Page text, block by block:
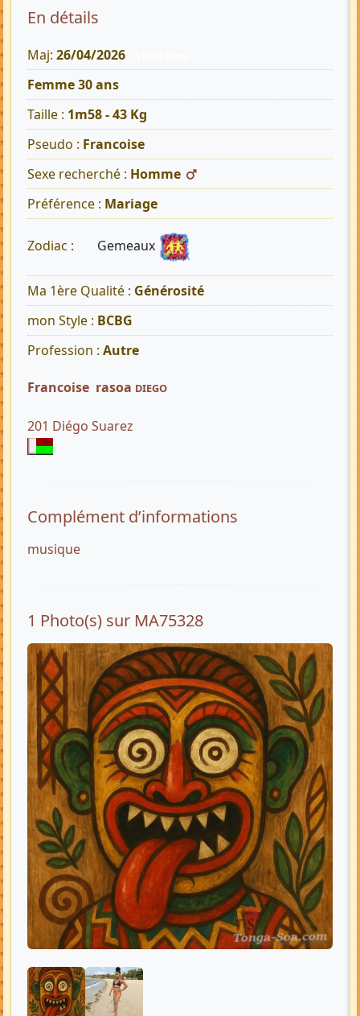
En détails
Maj: 26/04/2026
Femme 30 ans
Taille : 1m58 - 43 Kg
Pseudo : Francoise
Sexe recherché : Homme
Préférence : Mariage
Zodiac : Gemeaux
Ma 1ère Qualité : Générosité
mon Style : BCBG
Profession : Autre
Francoise rasoa DIEGO
201 Diégo Suarez
Complément d’informations
musique
1 Photo(s) sur MA75328